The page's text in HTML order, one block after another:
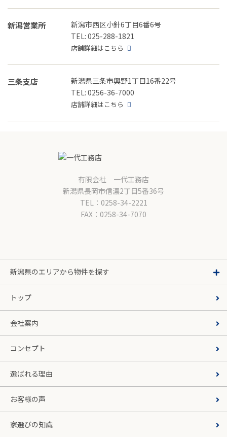
新潟営業所
新潟市西区小針6丁目6番6号
TEL: 025-288-1821
店舗詳細はこちら
三条支店
新潟県三条市興野1丁目16番22号
TEL: 0256-36-7000
店舗詳細はこちら
有限会社 一代工務店
新潟県長岡市信濃2丁目5番36号
TEL：0258-34-2221
FAX：0258-34-7070
新潟県のエリアから物件を探す
トップ
会社案内
コンセプト
選ばれる理由
お客様の声
家選びの知識